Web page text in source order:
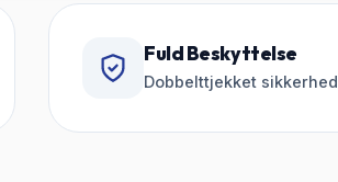
Fuld Beskyttelse
Dobbelttjekket sikkerhed